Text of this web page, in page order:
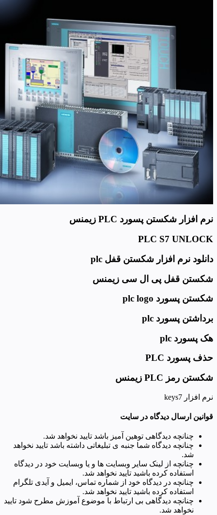
نرم افزار شکستن پسورد PLC زیمنس
PLC S7 UNLOCK
دانلود نرم افزار شکستن قفل plc
شکستن قفل پی ال سی زیمنس
شکستن پسورد logo
برداشتن پسورد plc
هک پسورد plc
حذف پسورد PLC
شکستن رمز PLC زیمنس
نرم افزار keys7
قوانین ارسال دیدگاه در سایت
چنانچه دیدگاهی توهین آمیز باشد تایید نخواهد شد.
چنانچه دیدگاه شما جنبه ی تبلیغاتی داشته باشد تایید نخواهد
شد.
چنانچه از لینک سایر وبسایت ها و یا وبسایت خود در دیدگاه
استفاده کرده باشید تایید نخواهد شد.
چنانچه در دیدگاه خود از شماره تماس، ایمیل و آیدی تلگرام
استفاده کرده باشید تایید نخواهد شد.
چنانچه دیدگاهی بی ارتباط با موضوع آموزش مطرح شود تایید
نخواهد شد.